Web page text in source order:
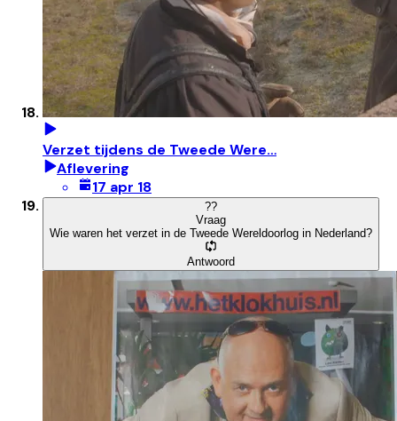
Verzet tijdens de Tweede Were…
Aflevering
17 apr 18
??
Vraag
Wie waren het verzet in de Tweede Wereldoorlog in Nederland?
Antwoord